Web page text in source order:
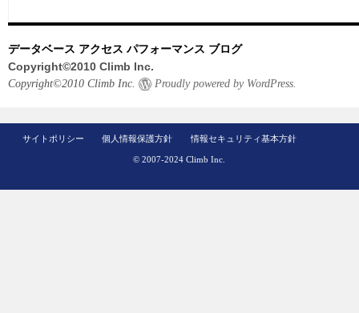
データベース アクセス パフォーマンス ブログ
Copyright©2010 Climb Inc.
Copyright©2010 Climb Inc. Proudly powered by WordPress.
サイトポリシー 個人情報保護方針 情報セキュリティ基本方針
© 2007-2024 Climb Inc.